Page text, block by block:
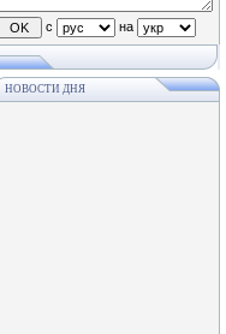
с на
НОВОСТИ ДНЯ